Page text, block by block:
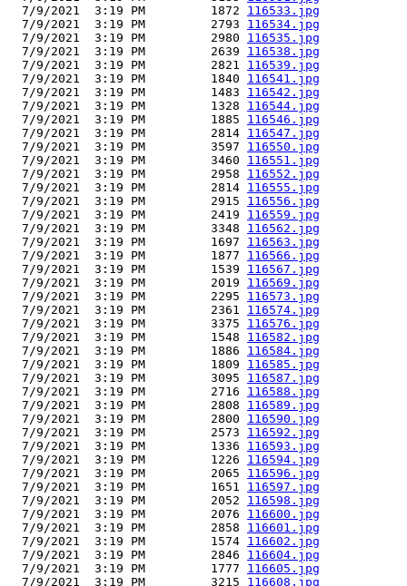
  7/9/2021  3:19 PM         1872
116533.jpg
  7/9/2021  3:19 PM         2793
116534.jpg
  7/9/2021  3:19 PM         2980
116535.jpg
  7/9/2021  3:19 PM         2639
116538.jpg
  7/9/2021  3:19 PM         2821
116539.jpg
  7/9/2021  3:19 PM         1840
116541.jpg
  7/9/2021  3:19 PM         1483
116542.jpg
  7/9/2021  3:19 PM         1328
116544.jpg
  7/9/2021  3:19 PM         1885
116546.jpg
  7/9/2021  3:19 PM         2814
116547.jpg
  7/9/2021  3:19 PM         3597
116550.jpg
  7/9/2021  3:19 PM         3460
116551.jpg
  7/9/2021  3:19 PM         2958
116552.jpg
  7/9/2021  3:19 PM         2814
116555.jpg
  7/9/2021  3:19 PM         2915
116556.jpg
  7/9/2021  3:19 PM         2419
116559.jpg
  7/9/2021  3:19 PM         3348
116562.jpg
  7/9/2021  3:19 PM         1697
116563.jpg
  7/9/2021  3:19 PM         1877
116566.jpg
  7/9/2021  3:19 PM         1539
116567.jpg
  7/9/2021  3:19 PM         2019
116569.jpg
  7/9/2021  3:19 PM         2295
116573.jpg
  7/9/2021  3:19 PM         2361
116574.jpg
  7/9/2021  3:19 PM         3375
116576.jpg
  7/9/2021  3:19 PM         1548
116582.jpg
  7/9/2021  3:19 PM         1886
116584.jpg
  7/9/2021  3:19 PM         1809
116585.jpg
  7/9/2021  3:19 PM         3095
116587.jpg
  7/9/2021  3:19 PM         2716
116588.jpg
  7/9/2021  3:19 PM         2808
116589.jpg
  7/9/2021  3:19 PM         2800
116590.jpg
  7/9/2021  3:19 PM         2573
116592.jpg
  7/9/2021  3:19 PM         1336
116593.jpg
  7/9/2021  3:19 PM         1226
116594.jpg
  7/9/2021  3:19 PM         2065
116596.jpg
  7/9/2021  3:19 PM         1651
116597.jpg
  7/9/2021  3:19 PM         2052
116598.jpg
  7/9/2021  3:19 PM         2076
116600.jpg
  7/9/2021  3:19 PM         2858
116601.jpg
  7/9/2021  3:19 PM         1574
116602.jpg
  7/9/2021  3:19 PM         2846
116604.jpg
  7/9/2021  3:19 PM         1777
116605.jpg
  7/9/2021  3:19 PM         3215
116608.jpg